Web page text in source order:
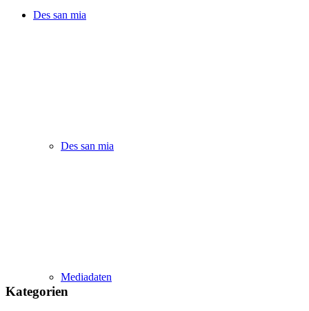
Des san mia
Des san mia
Mediadaten
Kategorien